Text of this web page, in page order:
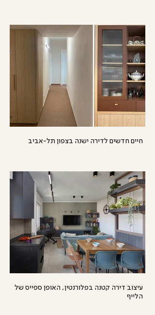
חיים חדשים לדירה ישנה בצפון תל-אביב
עיצוב דירה קטנה בפלורנטין, האופן ספייס של
הלייף